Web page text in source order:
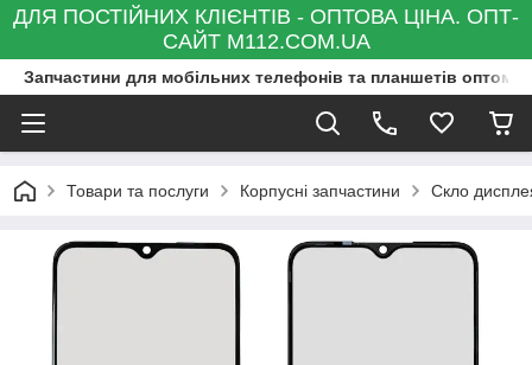
ДЛЯ ПОСТІЙНИХ КЛІЄНТІВ - ОПТОВА ЦІНА. ОПТ-
САЙТ M112.COM.UA
Запчастини для мобільних телефонів та планшетів оптом
Товари та послуги Корпусні запчастини Скло